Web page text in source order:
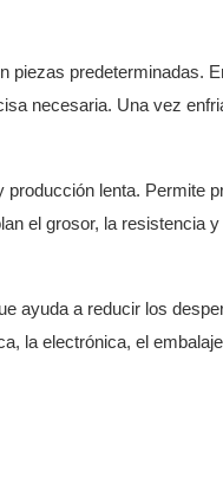
piezas predeterminadas.
necesaria. Una vez
lenta. Permite
el grosor, la resistencia y
ayuda a reducir los
la electrónica, el embalaje